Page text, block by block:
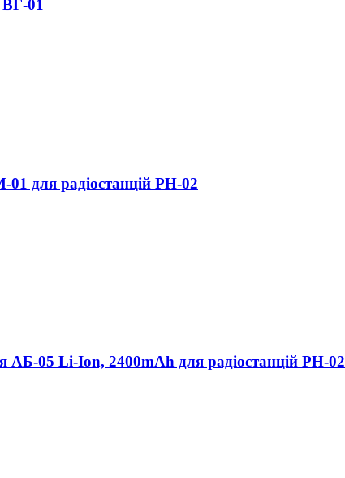
ВГ-01
для радіостанцій РН-02
AБ-05 Li-Ion, 2400mAh для радіостанцій РН-02